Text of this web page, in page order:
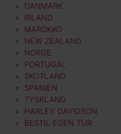
DANMARK
IRLAND
MAROKKO
NEW ZEALAND
NORGE
PORTUGAL
SKOTLAND
SPANIEN
TYSKLAND
HARLEY DAVIDSON
BESTIL EGEN TUR